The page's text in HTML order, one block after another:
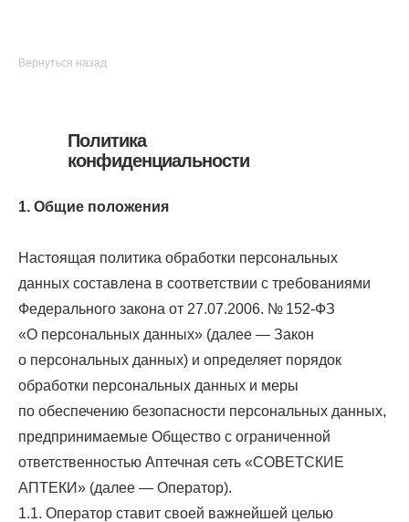
Вернуться назад
Политика
конфиденциальности
1. Общие положения
Настоящая политика обработки персональных
данных составлена в соответствии с требованиями
Федерального закона от 27.07.2006. № 152-ФЗ
«О персональных данных» (далее — Закон
о персональных данных) и определяет порядок
обработки персональных данных и меры
по обеспечению безопасности персональных данных,
предпринимаемые Общество с ограниченной
ответственностью Аптечная сеть «СОВЕТСКИЕ
АПТЕКИ» (далее — Оператор).
1.1. Оператор ставит своей важнейшей целью